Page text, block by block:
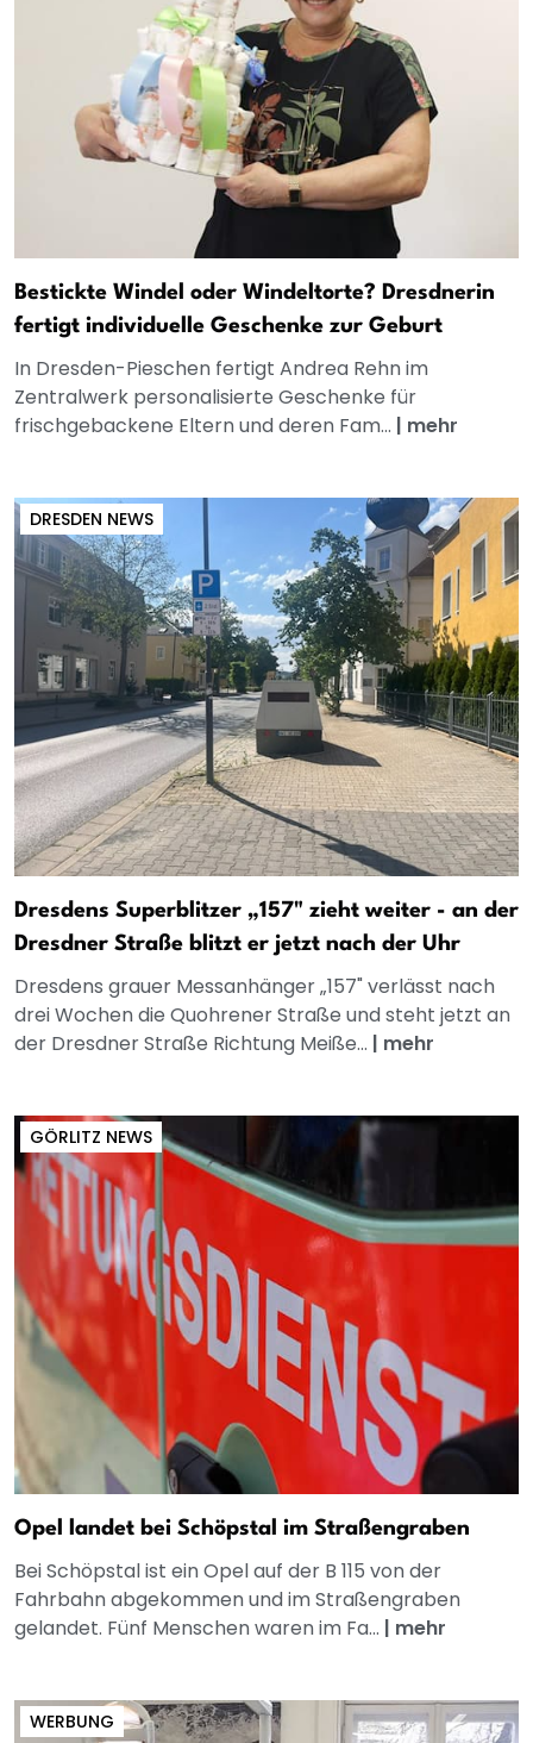
Bestickte Windel oder Windeltorte? Dresdnerin
fertigt individuelle Geschenke zur Geburt
In Dresden-Pieschen fertigt Andrea Rehn im
Zentralwerk personalisierte Geschenke für
frischgebackene Eltern und deren Fam... | mehr
DRESDEN NEWS
Dresdens Superblitzer „157" zieht weiter - an der
Dresdner Straße blitzt er jetzt nach der Uhr
Dresdens grauer Messanhänger „157" verlässt nach
drei Wochen die Quohrener Straße und steht jetzt an
der Dresdner Straße Richtung Meiße... | mehr
GÖRLITZ NEWS
Opel landet bei Schöpstal im Straßengraben
Bei Schöpstal ist ein Opel auf der B 115 von der
Fahrbahn abgekommen und im Straßengraben
gelandet. Fünf Menschen waren im Fa... | mehr
WERBUNG